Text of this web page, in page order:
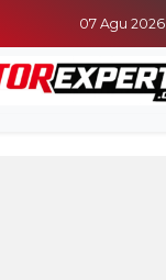
07 Agu 2026